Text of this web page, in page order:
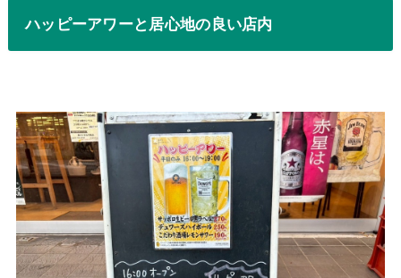
ハッピーアワーと居心地の良い店内